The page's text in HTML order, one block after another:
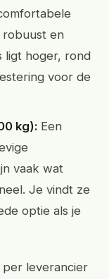
robuust en
ligt hoger, rond
voor de
kg): Een
vaak wat
Je vindt ze
optie als je
leverancier